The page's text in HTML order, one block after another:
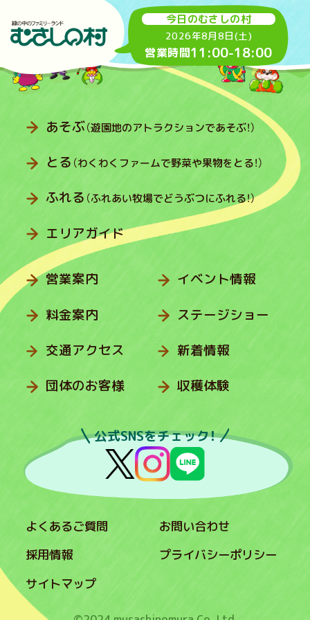
今日のむさしの村
2026年8月8日(土)
営業時間11:00-18:00
あそぶ（遊園地のアトラクションであそぶ！）
とる （わくわくファームで野菜や果物をとる！）
ふれる （ふれあい牧場でどうぶつにふれる！）
エリアガイド
営業案内
料金案内
交通アクセス
団体のお客様
イベント情報
ステージショー
新着情報
収穫体験
公式SNSをチェック！
よくあるご質問
お問い合わせ
採用情報
プライバシーポリシー
サイトマップ